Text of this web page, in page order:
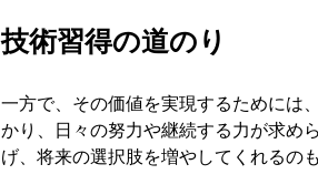
技術習得の道のり
一方で、その価値を実現するためには
かり、日々の努力や継続する力が求め
げ、将来の選択肢を増やしてくれるの